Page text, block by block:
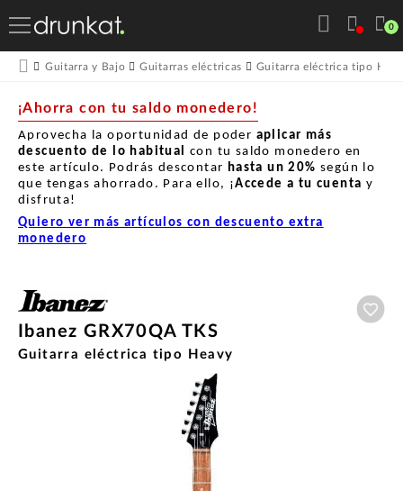
0
Guitarra y Bajo Guitarras eléctricas Guitarra eléctrica tipo
¡Ahorra con tu saldo monedero!
Aprovecha la oportunidad de poder aplicar más
descuento de lo habitual con tu saldo monedero en
este artículo. Podrás descontar hasta un 20% según lo
que tengas ahorrado. Para ello, ¡Accede a tu cuenta y
disfruta!
Quiero ver más artículos con descuento extra
monedero
Ibanez GRX70QA TKS
Guitarra eléctrica tipo Heavy